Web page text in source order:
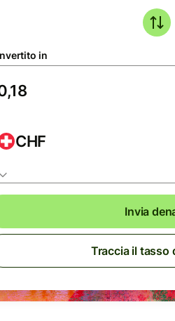
in
CHF
Invia
Traccia il tasso